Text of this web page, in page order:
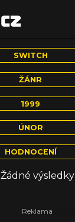
SWITCH
ŽÁNR
1999
ÚNOR
HODNOCENÍ
Žádné výsledky